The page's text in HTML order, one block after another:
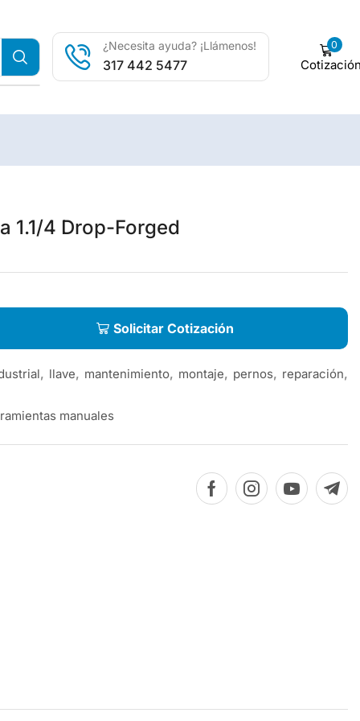
¿Necesita ayuda? ¡Llámenos!
317 442 5477
0
1.1/4 Drop-Forged
Solicitar Cotización
, llave, mantenimiento, montaje, pernos, reparación,
manuales